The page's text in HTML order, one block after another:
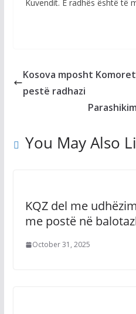
Kuvendit. E radhës është të
Kosova mposht
pestë radhazi
You May Also
KQZ del me
me postë në
October 31, 2025